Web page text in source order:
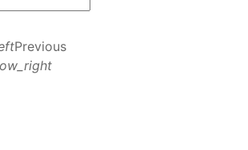
Previous